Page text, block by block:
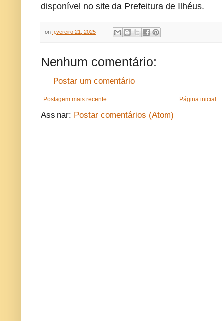
disponível no site da Prefeitura de Ilhéus.
onfevereiro 21, 2025
Nenhum comentário:
Postar um comentário
Postagem mais recente Página inicial
Assinar: Postar comentários (Atom)